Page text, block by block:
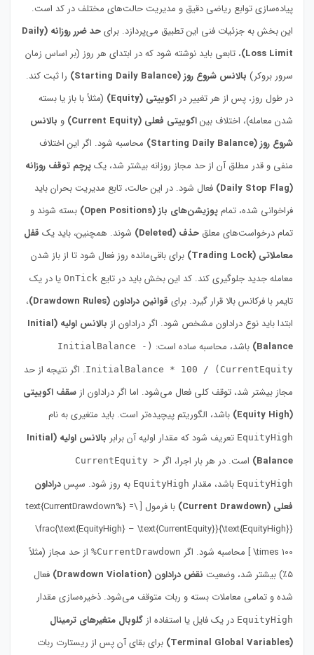
پیاده‌سازی توابع ریاضی دقیق و مدیریت حالت‌های مختلف در کد است.
این بخش به جزئیات فنی این تطبیق می‌پردازد. برای
حد ضرر روزانه (Daily
Loss Limit) ، تابعی باید نوشته شود که در ابتدای هر روز (بر اساس زمان
سرور بروکر) بالانس شروع روز (Starting Daily Balance)
را ثبت کند.
در طول روز، پس از هر تغییر در اکوییتی (Equity)
(مثلاً با باز یا بسته
شدن معامله)، اختلاف بیناکوییتی فعلی (Current Equity) و بالانس
شروع روز (Starting Daily Balance)
محاسبه شود. اگر این اختلاف
منفی و قدر مطلق آن از حد مجاز روزانه بیشتر شد، یکپرچم توقف روزانه
(Daily Stop Flag)
فعال شود. در این حالت، تابع مدیریت بحران باید
فراخوانی شده، تمامپوزیشن‌های باز (Open Positions)
بسته شوند و
تمام درخواست‌های معلق حذف (Deleted) شوند. همچنین، باید یک قفل
معاملاتی (Trading Lock)
برای باقی‌مانده روز فعال شود تا از باز شدن
معامله جدید جلوگیری کند. کد این بخش باید در تایع OnTick یا در یک
تایمر با فرکانس بالا قرار گیرد. برای قوانین دراداون (Drawdown Rules)
،
ابتدا باید نوع دراداون مشخص شود. اگر دراداون از
بالانس اولیه (Initial
Balance) باشد، محاسبه ساده است: (InitialBalance -
CurrentEquity) / InitialBalance * 100
. اگر نتیجه از حد
مجاز بیشتر شد، توقف کلی فعال می‌شود. اما اگر دراداون از سقف اکوییتی
(Equity High)
باشد، الگوریتم پیچیده‌تر است. باید متغیری به نام
EquityHigh تعریف شود که مقدار اولیه آن برابر
بالانس اولیه (Initial
Balance) است. در هر بار اجرا، اگر CurrentEquity >
EquityHigh باشد، مقدار EquityHigh به روز شود. سپسدراداون
فعلی (Current Drawdown)
با فرمول [ \text{CurrentDrawdown%} =
\frac{\text{EquityHigh} – \text{CurrentEquity}}{\text{EquityHigh}}
\times 100 ] محاسبه شود. اگر
CurrentDrawdown%
از حد مجاز (مثلاً
۵٪) بیشتر شد، وضعیت
نقض دراداون (Drawdown Violation)
فعال
شده و تمامی معاملات بسته و ربات متوقف می‌شود. ذخیره‌سازی مقدار
EquityHigh در یک فایل یا استفاده از گلوبال متغیرهای ترمینال
(Terminal Global Variables)
برای بقای آن پس از ریستارت ربات